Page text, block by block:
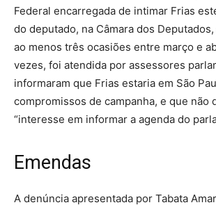
Federal encarregada de intimar Frias
do deputado, na Câmara dos
ao menos três ocasiões entre março e
vezes, foi atendida por assessores
informaram que Frias estaria em São
compromissos de campanha, e que não
“interesse em informar a agenda do
Emendas
A denúncia apresentada por Tabata